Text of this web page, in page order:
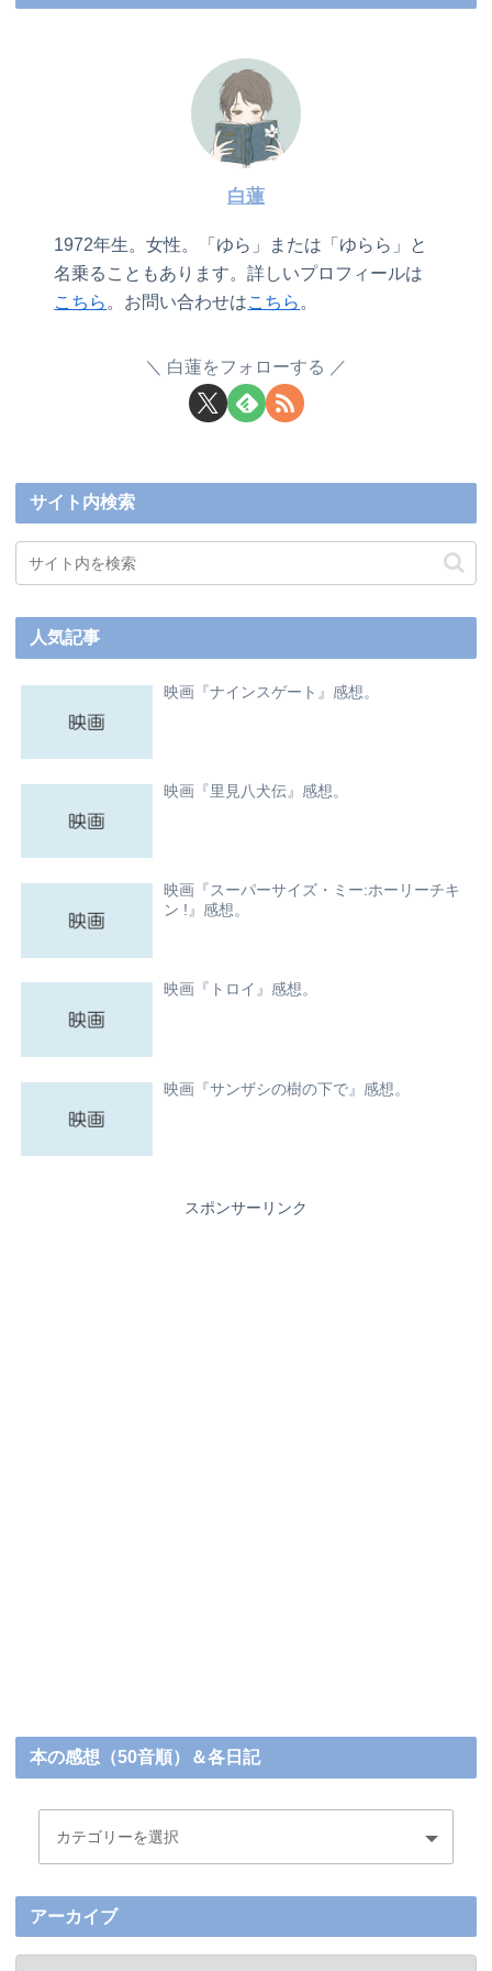
白蓮
1972年生。女性。「ゆら」または「ゆらら」と
名乗ることもあります。詳しいプロフィールは
こちら 。お問い合わせはこちら 。
白蓮をフォローする
サイト内検索
人気記事
映画『ナインスゲート』感想。
映画『里見八犬伝』感想。
映画『スーパーサイズ・ミー:ホーリーチキ
ン !』感想。
映画『トロイ』感想。
映画『サンザシの樹の下で』感想。
スポンサーリンク
本の感想（50音順）＆各日記
アーカイブ